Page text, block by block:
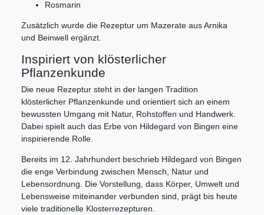
Rosmarin
Zusätzlich wurde die Rezeptur um Mazerate aus Arnika
und Beinwell ergänzt.
Inspiriert von klösterlicher
Pflanzenkunde
Die neue Rezeptur steht in der langen Tradition
klösterlicher Pflanzenkunde und orientiert sich an einem
bewussten Umgang mit Natur, Rohstoffen und Handwerk.
Dabei spielt auch das Erbe von Hildegard von Bingen eine
inspirierende Rolle.
Bereits im 12. Jahrhundert beschrieb Hildegard von Bingen
die enge Verbindung zwischen Mensch, Natur und
Lebensordnung. Die Vorstellung, dass Körper, Umwelt und
Lebensweise miteinander verbunden sind, prägt bis heute
viele traditionelle Klosterrezepturen.